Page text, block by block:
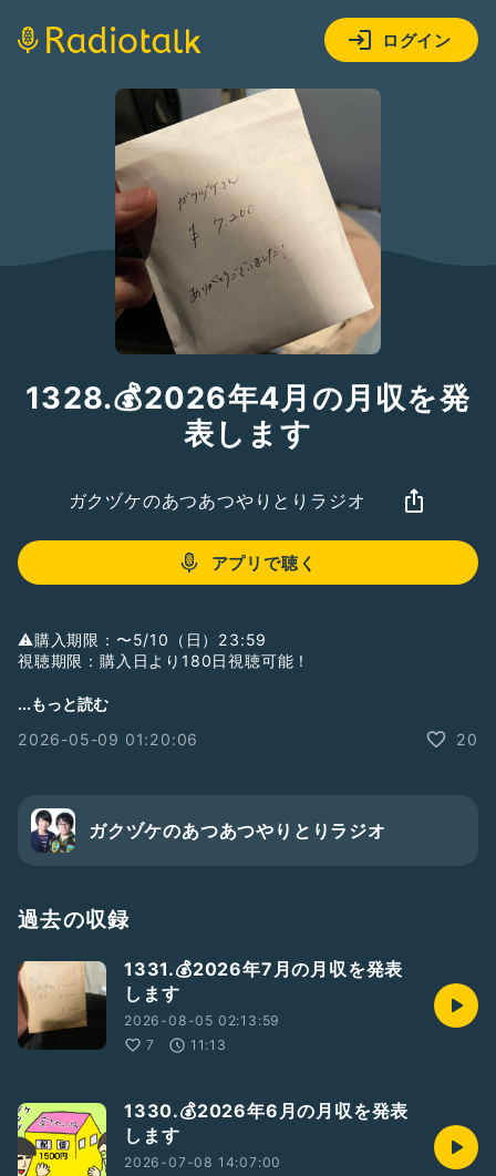
ログイン
1328.💰2026年4月の月収を発
表します
ガクヅケのあつあつやりとりラジオ
アプリで聴く
⚠️購入期限：〜5/10（日）23:59
視聴期限：購入日より180日視聴可能！
【配信】ガクヅケ新ネタライブ『道あったかい』
🆕おもしろ新作コント4本
【配信チケット】1500円
https://premier.twitcasting.tv/shi__sho/shopcart/430522
全ネタ振り返り！
『道ネタ合わせ音源あったかい』1000円
全14回
普通のラジオとかでは話せない㊙️話や本音もあり？
完熟トマト新聞のお店（送料300円）
kantoma.thebase.in
...もっと読む
2026-05-09 01:20:06
20
ガクヅケのあつあつやりとりラジオ
過去の収録
1331.💰2026年7月の月収を発表
します
2026-08-05 02:13:59
7
11:13
1330.💰2026年6月の月収を発表
します
2026-07-08 14:07:00